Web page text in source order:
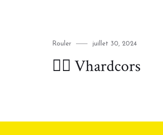
Category
Rouler
Posted
juillet 30, 2024
🚴‍♂️ Vhardcors